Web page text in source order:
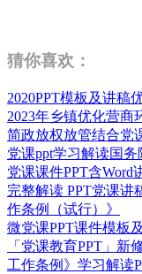
猜你喜欢：
2020PPT模板及讲稿
2023年乡镇优化营商
简政放权放管结合党
党课ppt学习解读国
党课课件PPT含Word
完整解读 PPT党课讲
作条例（试行）》
微党课PPT课件模板
「党课教育PPT」
工作条例》学习解读